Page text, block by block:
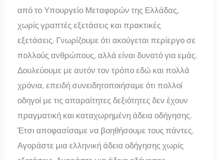
από το Υπουργείο Μεταφορών της Ελλάδας,
χωρίς γραπτές εξετάσεις και πρακτικές
εξετάσεις. Γνωρίζουμε ότι ακούγεται περίεργο σε
πολλούς ανθρώπους, αλλά είναι δυνατό για εμάς.
Δουλεύουμε με αυτόν τον τρόπο εδώ και πολλά
χρόνια, επειδή συνειδητοποιήσαμε ότι πολλοί
οδηγοί με τις απαραίτητες δεξιότητες δεν έχουν
πραγματική και καταχωρημένη άδεια οδήγησης.
Έτσι αποφασίσαμε να βοηθήσουμε τους πάντες.
Αγοράστε μια ελληνική άδεια οδήγησης χωρίς